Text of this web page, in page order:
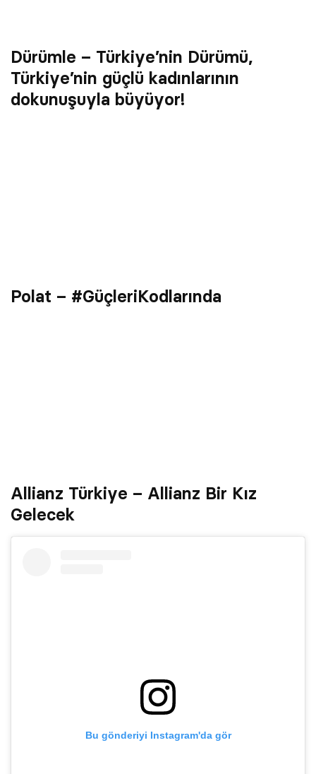
Dürümle – Türkiye’nin Dürümü,
Türkiye’nin güçlü kadınlarının
dokunuşuyla büyüyor!
Polat – #GüçleriKodlarında
Allianz Türkiye – Allianz Bir Kız
Gelecek
Bu gönderiyi Instagram'da gör